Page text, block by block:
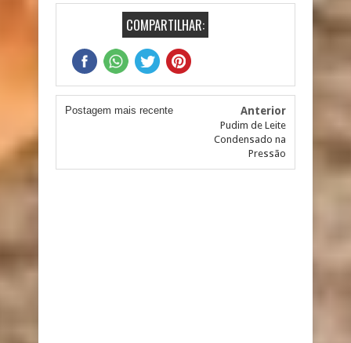
COMPARTILHAR:
Postagem mais recente Anterior
Pudim de Leite
Condensado na
Pressão